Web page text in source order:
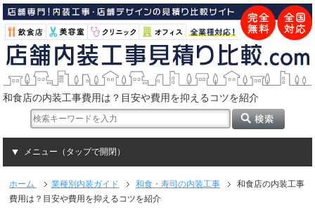
和食店の内装工事費用は？目安や費用を抑えるコツを紹介
メニュー（タップで開閉）
ホーム 業種別内装ガイド 和食・寿司の内装工事
和食店の内装工事
費用は？目安や費用を抑えるコツを紹介